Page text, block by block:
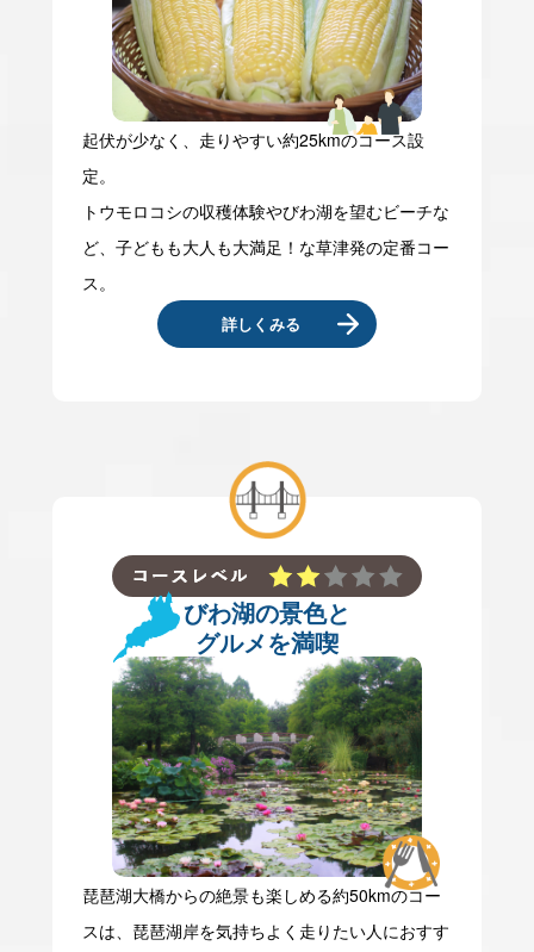
起伏が少なく、走りやすい約25kmのコース設
定。
トウモロコシの収穫体験やびわ湖を望むビーチな
ど、子どもも大人も大満足！な草津発の定番コー
ス。
詳しくみる
びわ湖の景色と
グルメを満喫
琵琶湖大橋からの絶景も楽しめる約50kmのコー
スは、琵琶湖岸を気持ちよく走りたい人におすす